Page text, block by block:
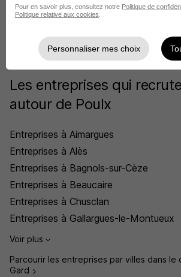
Entreprises à Bordeaux
Voir plus
Les entreprises qui
autour de Poulx
Entreprises à Aimargues
Entreprises à Alès
Entreprises à Bagnols-sur-Cèze
Entreprises à Beaucaire
Entreprises à Chusclan
Entreprises à Gallargues-le-Montueux
Voir plus
Parcourir les entreprises par villes dans le
Gard
Pour en savoir plus, consultez notre Politique de
Politique relative aux cookies
Personnaliser mes choix